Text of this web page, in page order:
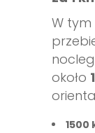
W
około
1500